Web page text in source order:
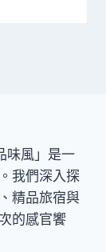
味風」是一
我們深入探
精品旅宿與
的感官饗